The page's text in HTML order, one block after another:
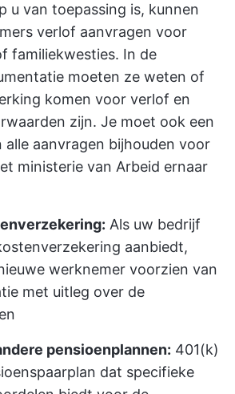
u van toepassing is, kunnen
verlof aanvragen voor
familiekwesties. In de
moeten ze weten of
komen voor verlof en
zijn. Je moet ook een
alle aanvragen bijhouden voor
ministerie van Arbeid ernaar
Als uw bedrijf
aanbiedt,
werknemer voorzien van
met uitleg over de
pensioenplannen: 401(k)
dat specifieke